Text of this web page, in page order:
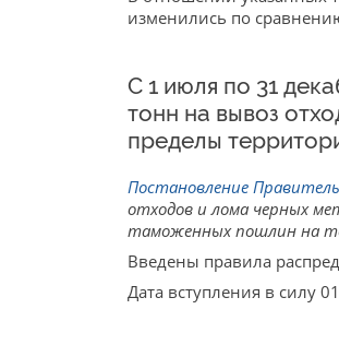
изменились по
С 1 июля по 31
тонн на вывоз
пределы
Постановление
отходов и лома черных
таможенных пошлин на
Введены правила
Дата вступления в силу